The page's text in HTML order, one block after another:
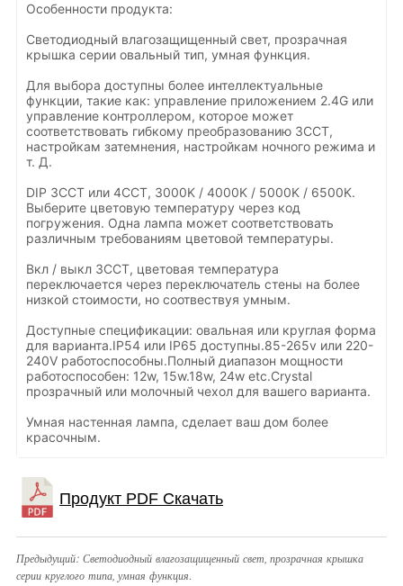
Особенности продукта:
Светодиодный влагозащищенный свет, прозрачная
крышка серии овальный тип, умная функция.
Для выбора доступны более интеллектуальные
функции, такие как: управление приложением 2.4G или
управление контроллером, которое может
соответствовать гибкому преобразованию 3CCT,
настройкам затемнения, настройкам ночного режима и
т. Д.
DIP 3CCT или 4CCT, 3000K / 4000K / 5000K / 6500K.
Выберите цветовую температуру через код
погружения. Одна лампа может соответствовать
различным требованиям цветовой температуры.
Вкл / выкл 3CCT, цветовая температура
переключается через переключатель стены на более
низкой стоимости, но соотвествуя умным.
Доступные спецификации: овальная или круглая форма
для варианта.IP54 или IP65 доступны.85-265v или 220-
240V работоспособны.Полный диапазон мощности
работоспособен: 12w, 15w.18w, 24w etc.Crystal
прозрачный или молочный чехол для вашего варианта.
Умная настенная лампа, сделает ваш дом более
красочным.
Предыдущий: Светодиодный влагозащищенный свет, прозрачная крышка
серии круглого типа, умная функция.